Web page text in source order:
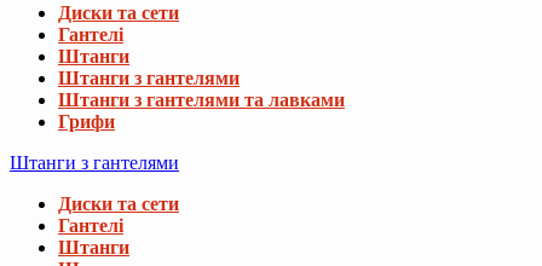
Диски та сети
Гантелі
Штанги
Штанги з гантелями
Штанги з гантелями та лавками
Грифи
Штанги з гантелями
Диски та сети
Гантелі
Штанги